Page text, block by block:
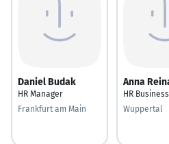
Daniel Budak
HR Manager
Frankfurt am Main
Anna
HR
Wuppertal